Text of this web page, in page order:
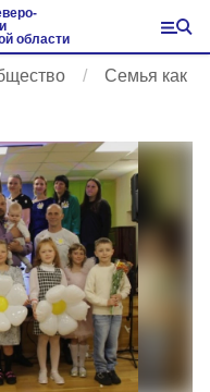
области
Семья как